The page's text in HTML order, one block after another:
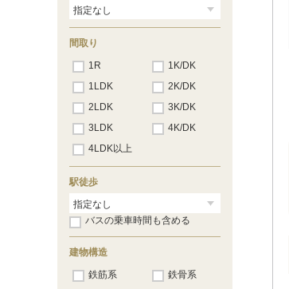
間取り
1R
1K/DK
1LDK
2K/DK
2LDK
3K/DK
3LDK
4K/DK
4LDK以上
駅徒歩
バスの乗車時間も含める
建物構造
鉄筋系
鉄骨系